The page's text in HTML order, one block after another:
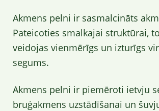
Akmens pelni ir sasmalcināts
Pateicoties smalkajai struktūrai,
veidojas vienmērīgs un izturīgs
segums.
Akmens pelni ir piemēroti ietvju
bruģakmens uzstādīšanai un